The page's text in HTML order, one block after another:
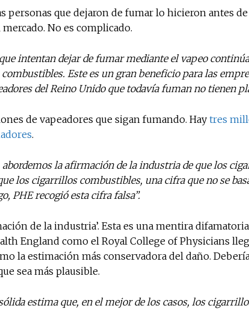
personas que dejaron de fumar lo hicieron antes
No es complicado.
intentan dejar de fumar mediante el vapeo
Este es un gran beneficio para las
del Reino Unido que todavía fuman no tienen
de vapeadores que sigan fumando. Hay tres
.
abordemos la afirmación de la industria de que los
los cigarrillos combustibles, una cifra que no se
PHE recogió esta cifra falsa”.
de la industria’. Esta es una mentira
England como el Royal College of Physicians
la estimación más conservadora del daño.
sea más plausible.
estima que, en el mejor de los casos, los